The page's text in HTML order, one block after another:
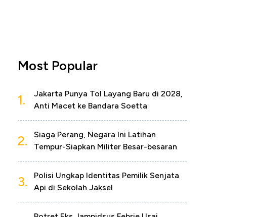
Most Popular
1.
Jakarta Punya Tol Layang Baru di 2028,
Anti Macet ke Bandara Soetta
2.
Siaga Perang, Negara Ini Latihan
Tempur-Siapkan Militer Besar-besaran
3.
Polisi Ungkap Identitas Pemilik Senjata
Api di Sekolah Jaksel